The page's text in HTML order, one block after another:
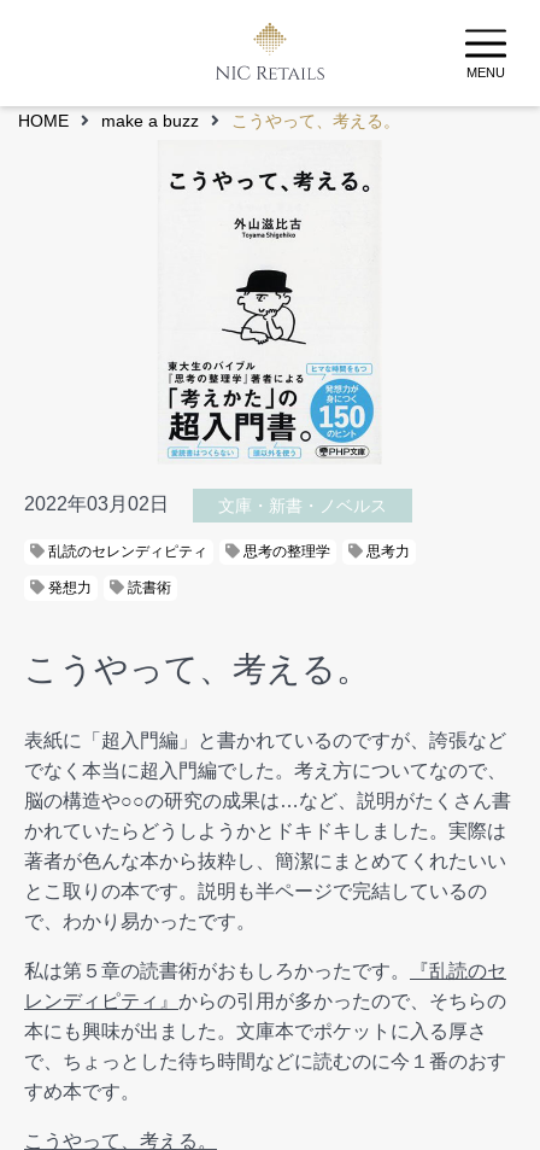
MENU
HOME make a buzz こうやって、考える。
2022年03月02日 文庫・新書・ノベルス
乱読のセレンディピティ 思考の整理学 思考力
発想力 読書術
こうやって、考える。
表紙に「超入門編」と書かれているのですが、誇張など
でなく本当に超入門編でした。考え方についてなので、
脳の構造や○○の研究の成果は…など、説明がたくさん書
かれていたらどうしようかとドキドキしました。実際は
著者が色んな本から抜粋し、簡潔にまとめてくれたいい
とこ取りの本です。説明も半ページで完結しているの
で、わかり易かったです。
私は第５章の読書術がおもしろかったです。
『乱読のセ
レンディピティ』 からの引用が多かったので、そちらの
本にも興味が出ました。文庫本でポケットに入る厚さ
で、ちょっとした待ち時間などに読むのに今１番のおす
すめ本です。
こうやって、考える。